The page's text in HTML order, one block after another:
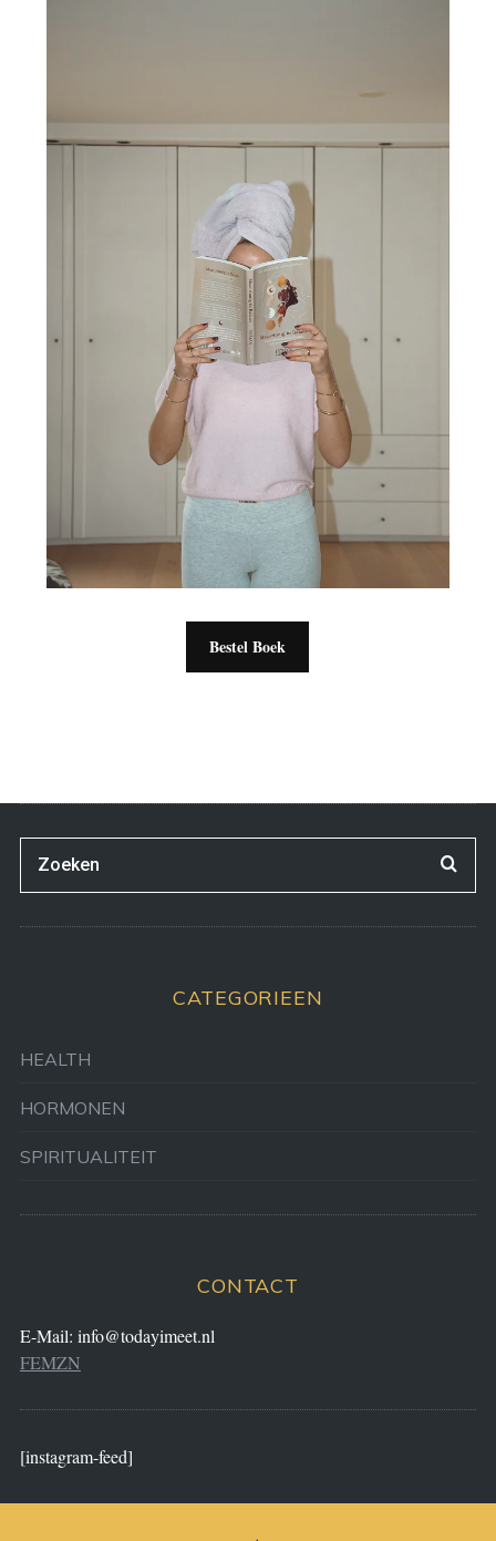
Bestel Boek
CATEGORIEEN
HEALTH
HORMONEN
SPIRITUALITEIT
CONTACT
E-Mail: info@todayimeet.nl
FEMZN
[instagram-feed]